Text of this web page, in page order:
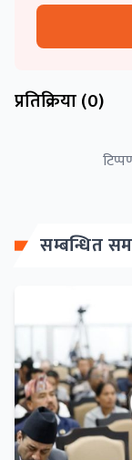
प्रतिक्रिया (0)
सम्बन्धित